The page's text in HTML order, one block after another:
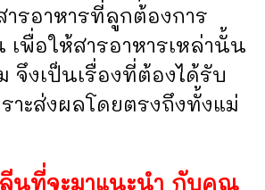
รอาหารที่ลูกต้องการ
เพื่อให้สารอาหารเหล่านั้น
จึงเป็นเรื่องที่ต้องได้รับ
าะส่งผลโดยตรงถึงทั้งแม่
นที่จะมาแนะนำ กับคุณ